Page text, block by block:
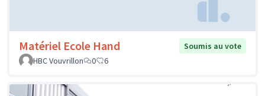
Matériel Ecole Hand
Soumis au vote
HBC Vouvrillon
0 6